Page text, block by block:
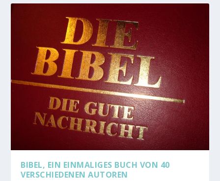
BIBEL, EIN EINMALIGES BUCH VON 40
VERSCHIEDENEN AUTOREN